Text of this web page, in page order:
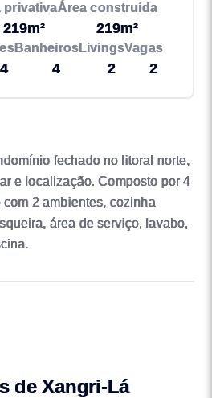
privativa
219m²
Área construída
219m²
4
Banheiros
4
Livings
2
Vagas
2
fechado no litoral norte,
e localização. Composto por 4
2 ambientes, cozinha
área de serviço, lavabo,
de Xangri-Lá